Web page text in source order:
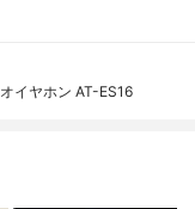
イヤホン AT-ES16